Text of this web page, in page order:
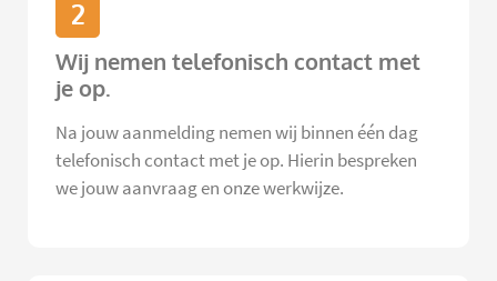
2
Wij nemen telefonisch contact met
je op.
Na jouw aanmelding nemen wij binnen één dag
telefonisch contact met je op. Hierin bespreken
we jouw aanvraag en onze werkwijze.